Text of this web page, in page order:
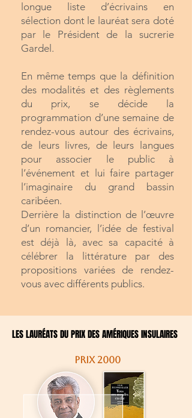
longue liste d’écrivains en
sélection dont le lauréat sera doté
par le Président de la sucrerie
Gardel.
En même temps que la définition
des modalités et des règlements
du prix, se décide la
programmation d’une semaine de
rendez-vous autour des écrivains,
de leurs livres, de leurs langues
pour associer le public à
l’événement et lui faire partager
l’imaginaire du grand bassin
caribéen.
Derrière la distinction de l’œuvre
d’un romancier, l’idée de festival
est déjà là, avec sa capacité à
célébrer la littérature par des
propositions variées de rendez-
vous avec différents publics.
LES LAURÉATS DU PRIX DES AMÉRIQUES INSULAIRES
LES LAURÉATS DU PRIX DES AMÉRIQUES INSULAIRES
PRIX 2000